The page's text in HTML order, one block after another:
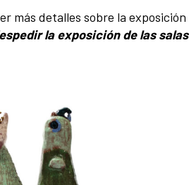
más detalles sobre la
la exposición de las